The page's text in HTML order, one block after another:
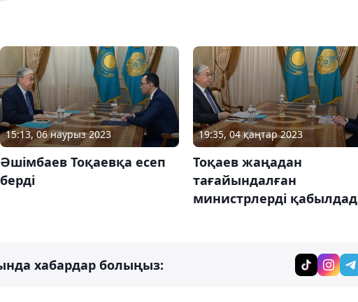
15:13, 06 наурыз 2023
Әшімбаев Тоқаевқа есеп
берді
19:35, 04 қаңтар 2023
Тоқаев жаңадан
тағайындалған
министрлерді
хабардар болыңыз: